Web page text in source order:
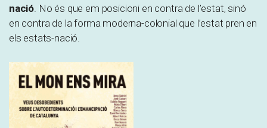
nació . No és que em posicioni en contra de l’estat, sinó
en contra de la forma moderna-colonial que l’estat pren en
els estats-nació.